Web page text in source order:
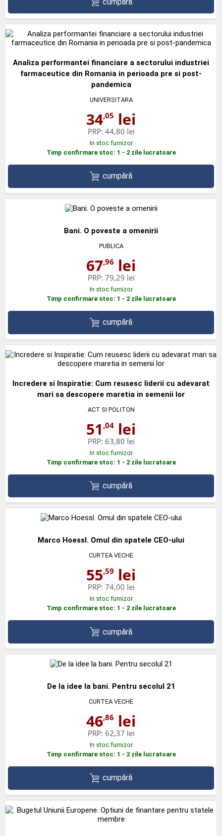
Analiza performantei financiare a sectorului industriei
farmaceutice din Romania in perioada pre si post-
pandemica
UNIVERSITARA
34,05 lei
PRP: 44,80 lei
In stoc furnizor
Timp confirmare stoc: 1 - 2 zile lucratoare
cumpără
Bani. O poveste a omenirii
PUBLICA
67,96 lei
PRP: 79,29 lei
In stoc furnizor
Timp confirmare stoc: 1 - 2 zile lucratoare
cumpără
Incredere si Inspiratie: Cum reusesc liderii cu adevarat
mari sa descopere maretia in semenii lor
ACT SI POLITON
51 ,04 lei
PRP: 63,80 lei
In stoc furnizor
Timp confirmare stoc: 1 - 2 zile lucratoare
cumpără
Marco Hoessl. Omul din spatele CEO-ului
CURTEA VECHE
55,59 lei
PRP: 74,00 lei
In stoc furnizor
Timp confirmare stoc: 1 - 2 zile lucratoare
cumpără
De la idee la bani. Pentru secolul 21
CURTEA VECHE
46,86 lei
PRP: 62,37 lei
In stoc furnizor
Timp confirmare stoc: 1 - 2 zile lucratoare
cumpără